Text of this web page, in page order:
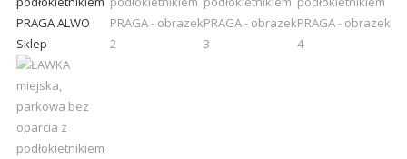
betoniarek,
maszyn
rolniczych,
także
części
zamienne.